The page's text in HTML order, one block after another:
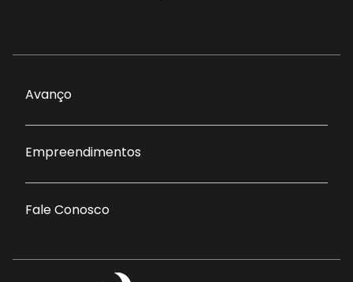
Avanço
Empreendimentos
Fale Conosco